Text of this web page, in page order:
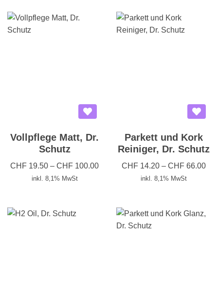
Vollpflege Matt, Dr.
Schutz
CHF 19.50 – CHF 100.00
inkl. 8,1% MwSt
Parkett und Kork
Reiniger, Dr. Schutz
CHF14.20 – CHF66.00
inkl. 8,1% MwSt